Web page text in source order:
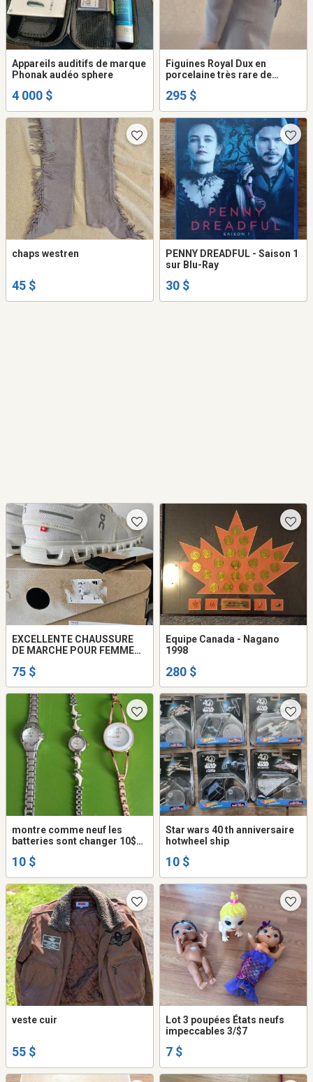
Appareils auditifs de marque
Phonak audéo sphere
4 000 $
Figuines Royal Dux en
porcelaine très rare de
ensemble.
295 $
chaps westren
45 $
PENNY DREADFUL - Saison 1
sur Blu-Ray
30 $
EXCELLENTE CHAUSSURE
DE MARCHE POUR FEMME
SANDAL CLARK 8. 2 PORTE
FEUILLES
75 $
Equipe Canada - Nagano
1998
280 $
montre comme neuf les
batteries sont changer 10$
10 $
Star wars 40 th anniversaire
hotwheel ship
10 $
veste cuir
55 $
Lot 3 poupées États neufs
impeccables 3/$7
7 $